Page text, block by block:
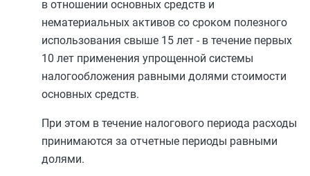
в отношении основных средств и
нематериальных активов со сроком полезного
использования свыше 15 лет - в течение первых
10 лет применения упрощенной системы
налогообложения равными долями стоимости
основных средств.
При этом в течение налогового периода расходы
принимаются за отчетные периоды равными
долями.